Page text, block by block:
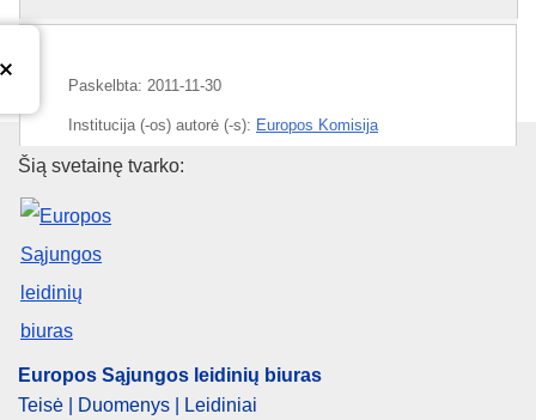
Paskelbta: 2011-11-30
Institucija (-os) autorė (-s): Europos Komisija
Tema:avis, ES finansavimo paskirstymas
Europos Sąjungos leidinių
Šią svetainę tvarko:
Europos Sąjungos leidinių biuras
Teisė | Duomenys | Leidiniai